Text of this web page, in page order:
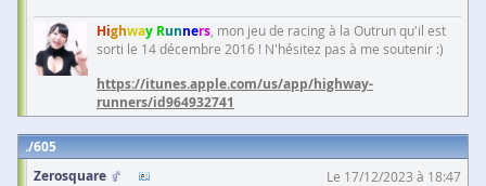
Highway Runners , mon jeu de racing à la Outrun qu'il est
sorti le 14 décembre 2016 ! N'hésitez pas à me soutenir :)
https://itunes.apple.com/us/app/highway-
runners/id964932741
605
Zerosquare
Le 17/12/2023 à 18:47